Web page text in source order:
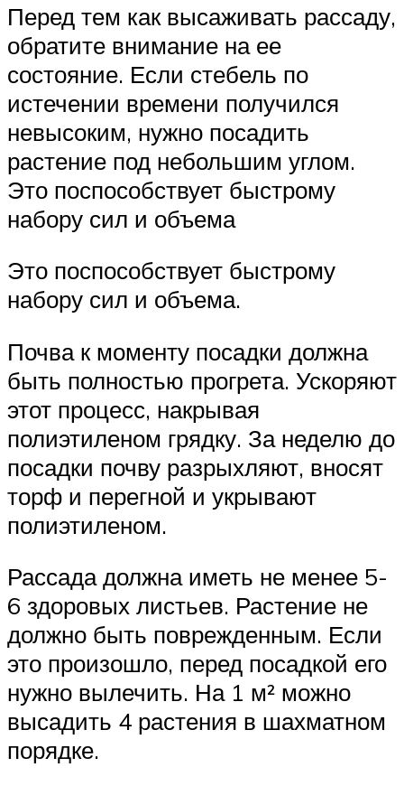
Перед тем как высаживать рассаду,
обратите внимание на ее
состояние. Если стебель по
истечении времени получился
невысоким, нужно посадить
растение под небольшим углом.
Это поспособствует быстрому
набору сил и объема
Это поспособствует быстрому
набору сил и объема.
Почва к моменту посадки должна
быть полностью прогрета. Ускоряют
этот процесс, накрывая
полиэтиленом грядку. За неделю до
посадки почву разрыхляют, вносят
торф и перегной и укрывают
полиэтиленом.
Рассада должна иметь не менее 5-
6 здоровых листьев. Растение не
должно быть поврежденным. Если
это произошло, перед посадкой его
нужно вылечить. На 1 м² можно
высадить 4 растения в шахматном
порядке.